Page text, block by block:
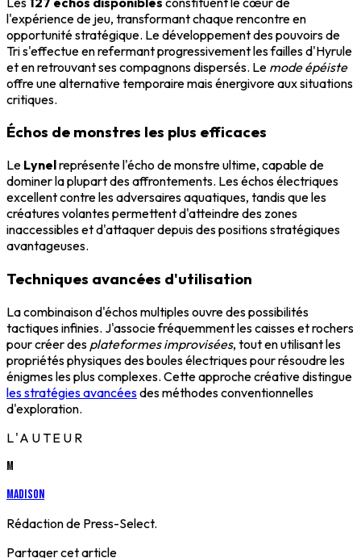
l'expérience de jeu, transformant chaque rencontre en
opportunité stratégique. Le développement des pouvoirs de
Tri s'effectue en refermant progressivement les failles d'Hyrule
et en retrouvant ses compagnons dispersés. Le mode épéiste
offre une alternative temporaire mais énergivore aux situations
critiques.
Échos de monstres les plus efficaces
Le Lynelreprésente l'écho de monstre ultime, capable de
dominer la plupart des affrontements. Les échos électriques
excellent contre les adversaires aquatiques, tandis que les
créatures volantes permettent d'atteindre des zones
inaccessibles et d'attaquer depuis des positions stratégiques
avantageuses.
Techniques avancées d'utilisation
La combinaison d'échos multiples ouvre des possibilités
tactiques infinies. J'associe fréquemment les caisses et rochers
pour créer des plateformes improvisées, tout en utilisant les
propriétés physiques des boules électriques pour résoudre les
énigmes les plus complexes. Cette approche créative distingue
les stratégies avancéesdes méthodes conventionnelles
d'exploration.
L'AUTEUR
M
Madison
Rédaction de Press-Select.
Partager cet article